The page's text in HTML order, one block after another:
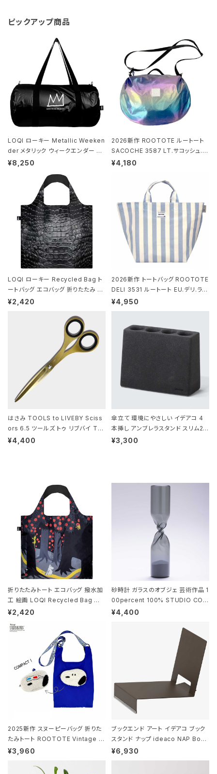
ピックアップ商品
LOQI ローキー Metallic Weeken
der メタリック ウィークエンダー ボ
ストンバッグ ショルダーバッグ JEAN
ck ジャン=ミッシェル・バスキア/クラ
ウン ブラック
¥8,250
2026新作 ROOTOTE ルートート
SACOCHE 3587 LT.サコッシュ.ル
ミエ-B ショルダーバッグ グロスネイ
¥4,180
LOQI ローキー Recycled Bag ト
ートバッグ エコバッグ 折りたたみ 大
きめ 撥水加工 収納ポーチ CROCO
¥2,420
2026新作 トートバッグ ROOTOTE
DELI 3531 ルートート EU.デリ.ラミ
ネート-W サックス・ホワイト
¥4,950
はさみ TOOLS to LIVEBY Sciss
ors 6.5 ツールズ トゥ リブバイ TL
010 シザーズ 6.5 ゴールド
¥4,400
傘立て 環境にやさしい イデアコ 4
本挿し アンブレラスタンド スリム2 i
deaco Umbrella Stand slim2 s
¥3,300
折りたたみトート エコバッグ 撥水加
工 絵画 LOQI Recycled Bag ロ
ーキー 大きめ トートバッグ MOOMI
¥2,420
砂時計 ガラスのオブジェ 芸術作品 1
00percent 100% STUDIO COH
AKU Timeless 100パーセント ス
¥4,400
2025新作 スヌーピーバッグ 折りた
たみトート ROOTOTE Vintage P
EANUTS ROO-shopper mid 84
ド.ピーナッツ-0P 3Dグラス
¥3,960
ブックエンド アート イデアコ ブック
スタンド ナップ ideaco NAP Book
stand ブラウン
¥6,930